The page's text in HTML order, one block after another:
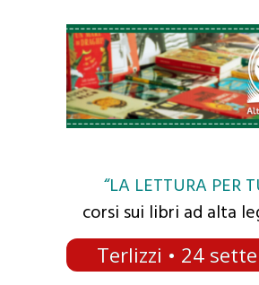
“LA LETTURA PER
corsi sui libri ad alta
Terlizzi • 24